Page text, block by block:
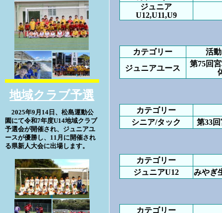
地域クラブ予選
2025年9月14日、松島運動公
園にて令和7年度U14地域クラブ
予選会が開催され、ジュニアユ
ースが優勝し、11月に開催され
る県新人大会に出場します。
ジュニア
U12,U11,U9
カテゴリー
活
ジュニアユース
第75回
カテゴリー
シニア/タック
第33
カテゴリー
ジュニアU12
みやぎ
カテゴリー